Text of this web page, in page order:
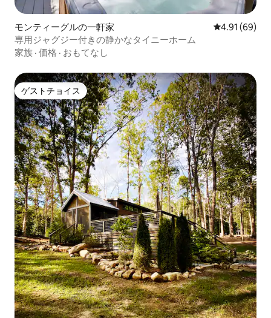
モンティーグルの一軒家 レビュー69
4.91 (69)
専用ジャグジー付きの静かなタイニーホーム
家族 · 価格 · おもてなし
ゲストチョイス
ゲストチョイス